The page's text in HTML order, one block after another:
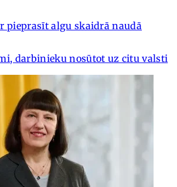
pieprasīt algu skaidrā naudā
darbinieku nosūtot uz citu valsti